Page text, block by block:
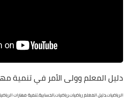
دليل المعلم وولى الأمر في تنمية
الرياضيات,دليل المعلم رياضيات,رياضيات,الحسابية,تنمية مهارات